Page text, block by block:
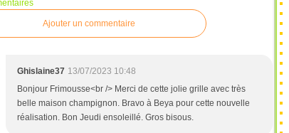
Ajouter un commentaire
Ghislaine37 13/07/2023 10:48
Bonjour Frimousse<br /> Merci de cette jolie grille avec très
belle maison champignon. Bravo à Beya pour cette nouvelle
réalisation. Bon Jeudi ensoleillé. Gros bisous.